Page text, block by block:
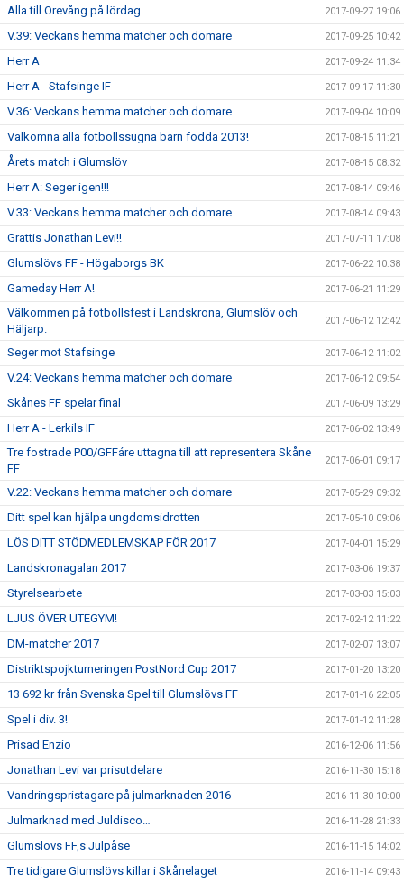
Alla till Örevång på lördag 2017-09-27 19:06
V.39: Veckans hemma matcher och domare 2017-09-25 10:42
Herr A 2017-09-24 11:34
Herr A - Stafsinge IF 2017-09-17 11:30
V.36: Veckans hemma matcher och domare 2017-09-04 10:09
Välkomna alla fotbollssugna barn födda 2013! 2017-08-15 11:21
Årets match i Glumslöv 2017-08-15 08:32
Herr A: Seger igen!!! 2017-08-14 09:46
V.33: Veckans hemma matcher och domare 2017-08-14 09:43
Grattis Jonathan Levi!! 2017-07-11 17:08
Glumslövs FF - Högaborgs BK 2017-06-22 10:38
Gameday Herr A! 2017-06-21 11:29
Välkommen på fotbollsfest i Landskrona, Glumslöv och
Häljarp.
2017-06-12 12:42
Seger mot Stafsinge 2017-06-12 11:02
V.24: Veckans hemma matcher och domare 2017-06-12 09:54
Skånes FF spelar final 2017-06-09 13:29
Herr A - Lerkils IF 2017-06-02 13:49
Tre fostrade P00/GFFáre uttagna till att representera Skåne
FF
2017-06-01 09:17
V.22: Veckans hemma matcher och domare 2017-05-29 09:32
Ditt spel kan hjälpa ungdomsidrotten 2017-05-10 09:06
LÖS DITT STÖDMEDLEMSKAP FÖR 2017 2017-04-01 15:29
Landskronagalan 2017 2017-03-06 19:37
Styrelsearbete 2017-03-03 15:03
LJUS ÖVER UTEGYM! 2017-02-12 11:22
DM-matcher 2017 2017-02-07 13:07
Distriktspojkturneringen PostNord Cup 2017 2017-01-20 13:20
13 692 kr från Svenska Spel till Glumslövs FF 2017-01-16 22:05
Spel i div. 3! 2017-01-12 11:28
Prisad Enzio 2016-12-06 11:56
Jonathan Levi var prisutdelare 2016-11-30 15:18
Vandringspristagare på julmarknaden 2016 2016-11-30 10:00
Julmarknad med Juldisco… 2016-11-28 21:33
Glumslövs FF,s Julpåse 2016-11-15 14:02
Tre tidigare Glumslövs killar i Skånelaget 2016-11-14 09:43